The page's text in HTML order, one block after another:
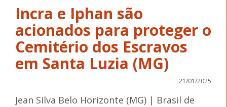
Incra e Iphan são
acionados para proteger o
Cemitério dos Escravos
em Santa Luzia (MG)
21/01/2025
Jean Silva Belo Horizonte (MG) | Brasil de